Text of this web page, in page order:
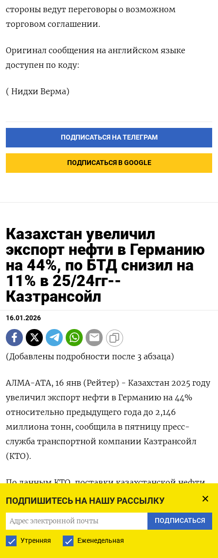
ПОДПИШИТЕСЬ НА НАШУ РАССЫЛКУ
ПОДПИСАТЬСЯ
Утренняя Еженедельная
стороны ведут переговоры о возможном
торговом соглашении.
Оригинал сообщения на английском языке
доступен по коду:
( Нидхи Верма)
ПОДПИСАТЬСЯ НА ТЕЛЕГРАМ
ПОДПИСАТЬСЯ В GOOGLE
Казахстан увеличил
экспорт нефти в Германию
на 44%, по БТД снизил на
11% в 25/24гг--
Казтрансойл
16.01.2026
(Добавлены подробности после 3 абзаца)
АЛМА-АТА, 16 янв (Рейтер) - Казахстан 2025 году
увеличил экспорт нефти в Германию на 44%
относительно предыдущего ⁠года до 2,146
миллиона тонн, сообщила в пятницу пресс-
служба транспортной компании Казтрансойл
(КТО).
По данным КТО, поставки казахстанской нефти
из каспийского порта Актау в ⁠направлении
нефтепровода Баку-Тбилиси-​Джейхан (БТД)
упали в 2025 ⁠году на 11% до 1,263 миллиона тонн.